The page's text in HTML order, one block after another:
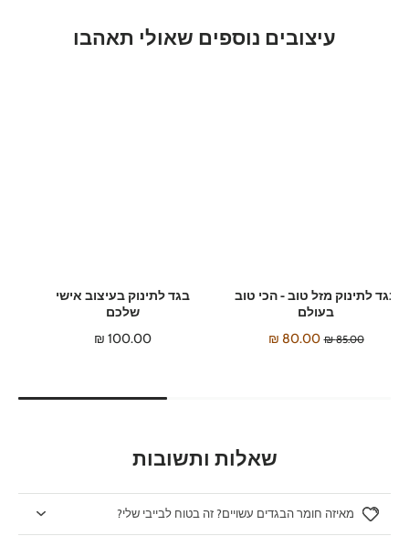
עיצובים נוספים שאולי תאהבו
בגד לתינוק בעיצוב אישי
שלכם
100.00 ₪
בגד לתינוק מזל טוב - הכי טוב
בעולם
85.00 ₪
80.00 ₪
שאלות ותשובות
מאיזה חומר הבגדים עשויים? זה בטוח לבייבי שלי?